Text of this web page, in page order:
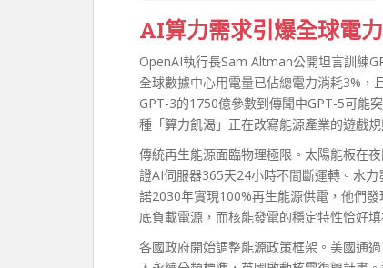
AI算力需求引爆全球電
OpenAI執行長Sam Altman公開坦言訓練
全球數據中心用電量已佔總電力消耗3%，
GPT-3的1750億參數到傳聞中GPT-5可能
種「算力飢渴」正在改寫能源產業的遊戲規
傳統再生能源面臨物理極限。太陽能板在
證AI伺服器365天24小時不間斷運轉。水
諾2030年實現100%再生能源供電，他們
底負載電源，而核能發電的穩定特性恰好
各國政府開始調整能源政策框架。美國通